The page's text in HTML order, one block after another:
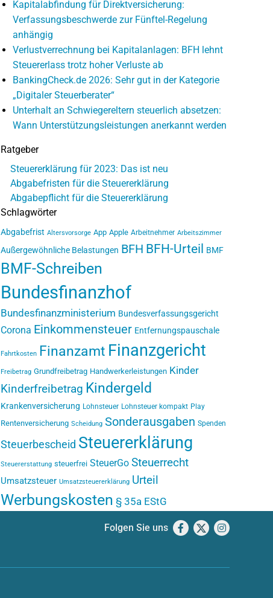
Kapitalabfindung für Direktversicherung:
Verfassungsbeschwerde zur Fünftel-Regelung
anhängig
Verlustverrechnung bei Kapitalanlagen: BFH lehnt
Steuererlass trotz hoher Verluste ab
BankingCheck.de 2026: Sehr gut in der Kategorie
„Digitaler Steuerberater“
Unterhalt an Schwiegereltern steuerlich absetzen:
Wann Unterstützungsleistungen anerkannt werden
Ratgeber
Steuererklärung für 2023: Das ist neu
Abgabefristen für die Steuererklärung
Abgabepflicht für die Steuererklärung
Schlagwörter
Abgabefrist Altersvorsorge App Apple Arbeitnehmer Arbeitszimmer
Außergewöhnliche Belastungen BFH BFH-Urteil BMF
BMF-Schreiben
Bundesfinanzhof
Bundesfinanzministerium Bundesverfassungsgericht
Corona Einkommensteuer Entfernungspauschale
Fahrtkosten Finanzamt Finanzgericht
Freibetrag Grundfreibetrag Handwerkerleistungen Kinder
Kinderfreibetrag Kindergeld
Krankenversicherung Lohnsteuer Lohnsteuer kompakt Play
Rentenversicherung Scheidung Sonderausgaben Spenden
Steuerbescheid Steuererklärung
Steuererstattung steuerfrei SteuerGo Steuerrecht
Umsatzsteuer Umsatzsteuererklärung Urteil
Werbungskosten § 35a EStG
Folgen Sie uns Facebook
X Instagram